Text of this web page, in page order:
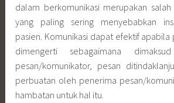
dalam berkomunikasi merupakan
yang paling sering menyebabkan
pasien. Komunikasi dapat efektif
dimengerti sebagaimana
pesan/komunikator, pesan
perbuatan oleh penerima pesan/
hambatan untuk hal itu.